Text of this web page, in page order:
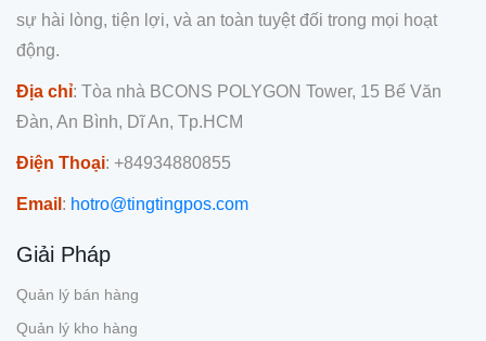
sự hài lòng, tiện lợi, và an toàn tuyệt đối trong mọi hoạt
động.
Địa chỉ: Tòa nhà BCONS POLYGON Tower, 15 Bế Văn
Đàn, An Bình, Dĩ An, Tp.HCM
Điện Thoại: +84934880855
Email : hotro@tingtingpos.com
Giải Pháp
Quản lý bán hàng
Quản lý kho hàng